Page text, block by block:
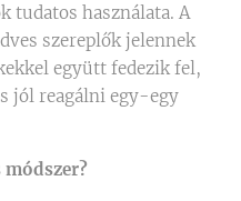
tudatos használata. A
szereplők jelennek
együtt fedezik fel,
jól reagálni egy-egy